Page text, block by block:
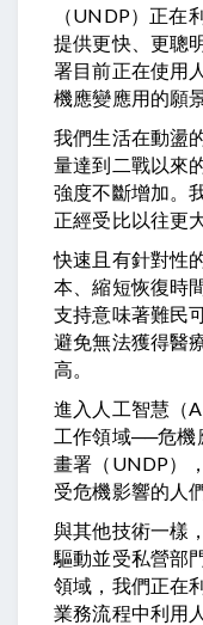
（UNDP）正在
提供更快、更聰
署目前正在使用
機應變應用的願景
我們生活在動盪
量達到二戰以來
強度不斷增加。
正經受比以往更
快速且有針對性
本、縮短恢復時
支持意味著難民
避免無法獲得醫
高。
進入人工智慧（
工作領域──危機
畫署（UNDP）
受危機影響的人
與其他技術一樣
驅動並受私營部
領域，我們正在
業務流程中利用